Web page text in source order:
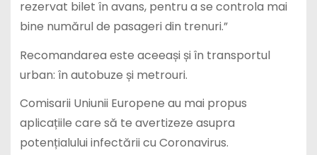
rezervat bilet în avans, pentru a se controla mai
bine numărul de pasageri din trenuri.”
Recomandarea este aceeași și în transportul
urban: în autobuze și metrouri.
Comisarii Uniunii Europene au mai propus
aplicațiile care să te avertizeze asupra
potențialului infectării cu Coronavirus.